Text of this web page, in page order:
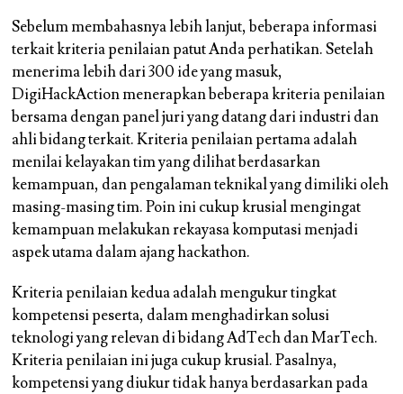
Sebelum membahasnya lebih lanjut, beberapa informasi
terkait kriteria penilaian patut Anda perhatikan. Setelah
menerima lebih dari 300 ide yang masuk,
DigiHackAction menerapkan beberapa kriteria penilaian
bersama dengan panel juri yang datang dari industri dan
ahli bidang terkait. Kriteria penilaian pertama adalah
menilai kelayakan tim yang dilihat berdasarkan
kemampuan, dan pengalaman teknikal yang dimiliki oleh
masing-masing tim. Poin ini cukup krusial mengingat
kemampuan melakukan rekayasa komputasi menjadi
aspek utama dalam ajang hackathon.
Kriteria penilaian kedua adalah mengukur tingkat
kompetensi peserta, dalam menghadirkan solusi
teknologi yang relevan di bidang AdTech dan MarTech.
Kriteria penilaian ini juga cukup krusial. Pasalnya,
kompetensi yang diukur tidak hanya berdasarkan pada